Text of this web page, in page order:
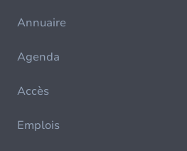
Annuaire
Agenda
Accès
Emplois